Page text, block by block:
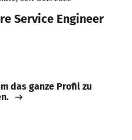
Service Engineer
das ganze Profil zu